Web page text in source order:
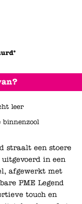
leer
binnenzool
straalt een stoere
in een
afgewerkt met
PME Legend
touch en